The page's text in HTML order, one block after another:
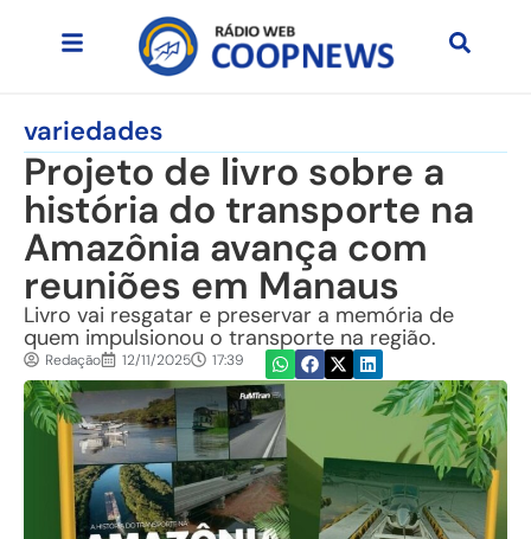
variedades
Projeto de livro sobre a
história do transporte na
Amazônia avança com
reuniões em Manaus
Livro vai resgatar e preservar a memória de
quem impulsionou o transporte na região.
Redação 12/11/2025 17:39